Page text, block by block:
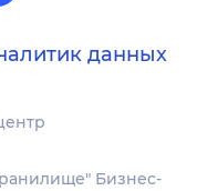
данных
Бизнес-